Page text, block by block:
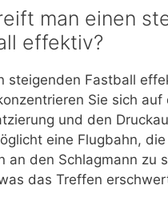
man einen
effektiv?
steigenden Fastball
Sie sich auf
und den
eine Flugbahn,
an den Schlagmann zu
das Treffen